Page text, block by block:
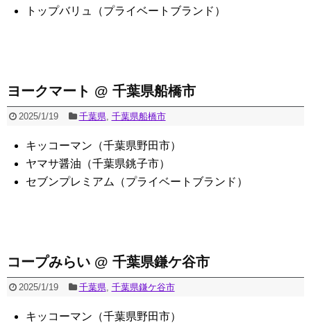
トップバリュ（プライベートブランド）
ヨークマート @ 千葉県船橋市
2025/1/19 千葉県, 千葉県船橋市
キッコーマン（千葉県野田市）
ヤマサ醤油（千葉県銚子市）
セブンプレミアム（プライベートブランド）
コープみらい @ 千葉県鎌ケ谷市
2025/1/19 千葉県, 千葉県鎌ケ谷市
キッコーマン（千葉県野田市）